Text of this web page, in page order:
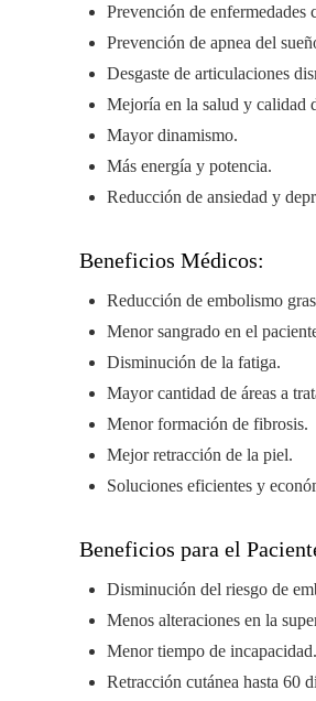
Prevención de enfermedades
Prevención de apnea del
Desgaste de articulaciones
Mejoría en la salud y calidad
Mayor dinamismo.
Más energía y potencia.
Reducción de ansiedad y
Beneficios Médicos:
Reducción de embolismo
Menor sangrado en el
Disminución de la fatiga.
Mayor cantidad de áreas a
Menor formación de fibrosis.
Mejor retracción de la piel.
Soluciones eficientes y
Beneficios para el
Disminución del riesgo de
Menos alteraciones en la
Menor tiempo de incapacidad.
Retracción cutánea hasta 60